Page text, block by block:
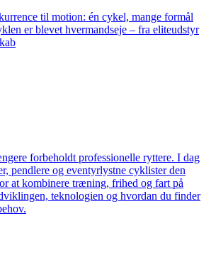
til motion: én cykel, mange formål
er blevet hvermandseje – fra eliteudstyr
forbeholdt professionelle ryttere. I dag
pendlere og eventyrlystne cyklister den
at kombinere træning, frihed og fart på
teknologien og hvordan du finder